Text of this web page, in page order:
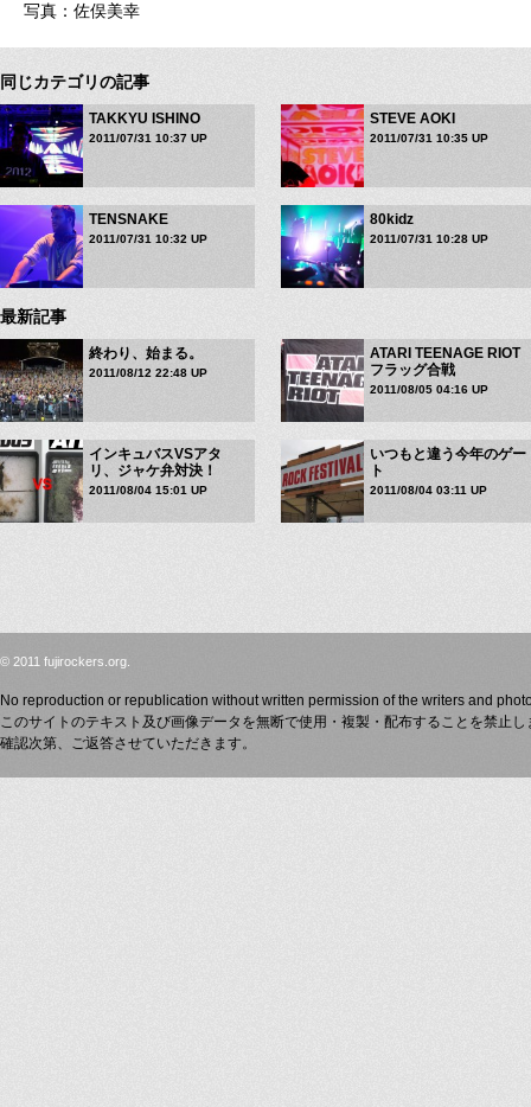
写真：佐俣美幸
同じカテゴリの記事
TAKKYU ISHINO
2011/07/31 10:37 UP
STEVE AOKI
2011/07/31 10:35 UP
TENSNAKE
2011/07/31 10:32 UP
80kidz
2011/07/31 10:28 UP
最新記事
終わり、始まる。
2011/08/12 22:48 UP
ATARI TEENAGE RIOT
フラッグ合戦
2011/08/05 04:16 UP
インキュバスVSアタ
リ、ジャケ弁対決！
2011/08/04 15:01 UP
いつもと違う今年のゲー
ト
2011/08/04 03:11 UP
© 2011 fujirockers.org.
No reproduction or republication without written permission of the writers and
このサイトのテキスト及び画像データを無断で使用・複製・配布することを禁止
確認次第、ご返答させていただきます。